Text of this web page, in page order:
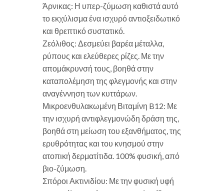
Άρνικας: Η υπερ-ζύμωση καθιστά αυτό
το εκχύλισμα ένα ισχυρό αντιοξειδωτικό
και θρεπτικό συστατικό.
Ζεόλιθος: Δεσμεύει βαρέα μέταλλα,
ρύπους και ελεύθερες ρίζες. Με την
απομάκρυνσή τους, βοηθά στην
καταπολέμηση της φλεγμονής και στην
αναγέννηση των κυττάρων.
Μικροενθυλακωμένη Βιταμίνη B12: Με
την ισχυρή αντιφλεγμονώδη δράση της,
βοηθά στη μείωση του εξανθήματος, της
ερυθρότητας και του κνησμού στην
ατοπική δερματίτιδα. 100% φυσική, από
βιο-ζύμωση.
Σπόροι Ακτινιδίου: Με την φυσική υφή